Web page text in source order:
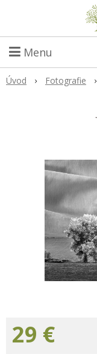
Menu
Úvod Fotografie
29 €